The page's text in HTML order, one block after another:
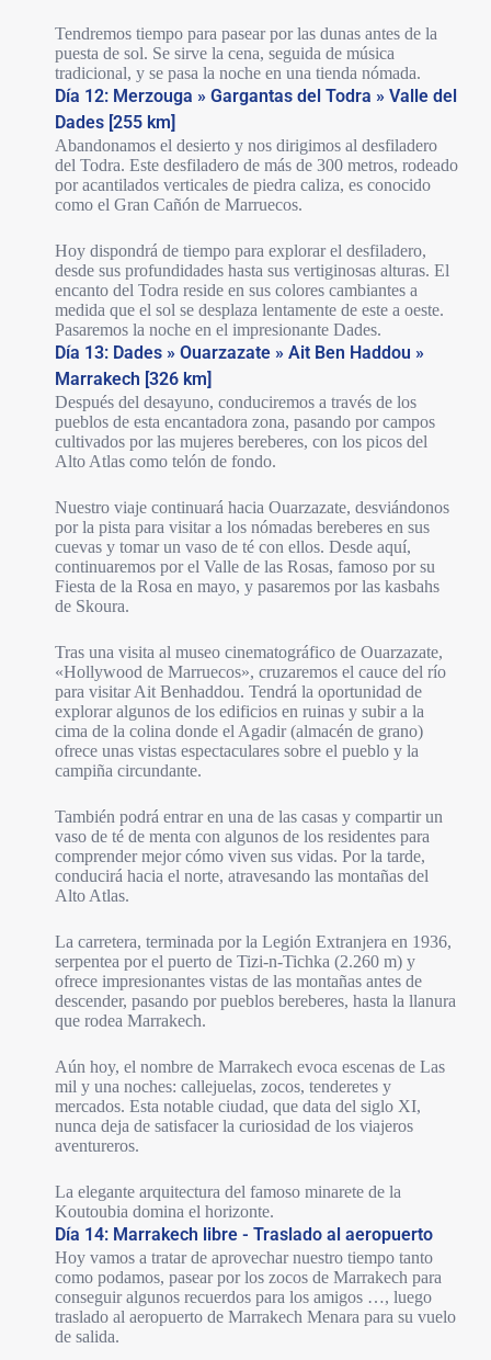
Tendremos tiempo para pasear por las dunas antes de la
puesta de sol. Se sirve la cena, seguida de música
tradicional, y se pasa la noche en una tienda nómada.
Día 12: Merzouga » Gargantas del Todra » Valle del
Dades [255 km]
Abandonamos el desierto y nos dirigimos al desfiladero
del Todra. Este desfiladero de más de 300 metros, rodeado
por acantilados verticales de piedra caliza, es conocido
como el Gran Cañón de Marruecos.
Hoy dispondrá de tiempo para explorar el desfiladero,
desde sus profundidades hasta sus vertiginosas alturas. El
encanto del Todra reside en sus colores cambiantes a
medida que el sol se desplaza lentamente de este a oeste.
Pasaremos la noche en el impresionante Dades.
Día 13: Dades » Ouarzazate » Ait Ben Haddou »
Marrakech [326 km]
Después del desayuno, conduciremos a través de los
pueblos de esta encantadora zona, pasando por campos
cultivados por las mujeres bereberes, con los picos del
Alto Atlas como telón de fondo.
Nuestro viaje continuará hacia Ouarzazate, desviándonos
por la pista para visitar a los nómadas bereberes en sus
cuevas y tomar un vaso de té con ellos. Desde aquí,
continuaremos por el Valle de las Rosas, famoso por su
Fiesta de la Rosa en mayo, y pasaremos por las kasbahs
de Skoura.
Tras una visita al museo cinematográfico de Ouarzazate,
«Hollywood de Marruecos», cruzaremos el cauce del río
para visitar Ait Benhaddou. Tendrá la oportunidad de
explorar algunos de los edificios en ruinas y subir a la
cima de la colina donde el Agadir (almacén de grano)
ofrece unas vistas espectaculares sobre el pueblo y la
campiña circundante.
También podrá entrar en una de las casas y compartir un
vaso de té de menta con algunos de los residentes para
comprender mejor cómo viven sus vidas. Por la tarde,
conducirá hacia el norte, atravesando las montañas del
Alto Atlas.
La carretera, terminada por la Legión Extranjera en 1936,
serpentea por el puerto de Tizi-n-Tichka (2.260 m) y
ofrece impresionantes vistas de las montañas antes de
descender, pasando por pueblos bereberes, hasta la llanura
que rodea Marrakech.
Aún hoy, el nombre de Marrakech evoca escenas de Las
mil y una noches: callejuelas, zocos, tenderetes y
mercados. Esta notable ciudad, que data del siglo XI,
nunca deja de satisfacer la curiosidad de los viajeros
aventureros.
La elegante arquitectura del famoso minarete de la
Koutoubia domina el horizonte.
Día 14: Marrakech libre - Traslado al aeropuerto
Hoy vamos a tratar de aprovechar nuestro tiempo tanto
como podamos, pasear por los zocos de Marrakech para
conseguir algunos recuerdos para los amigos …, luego
traslado al aeropuerto de Marrakech Menara para su vuelo
de salida.